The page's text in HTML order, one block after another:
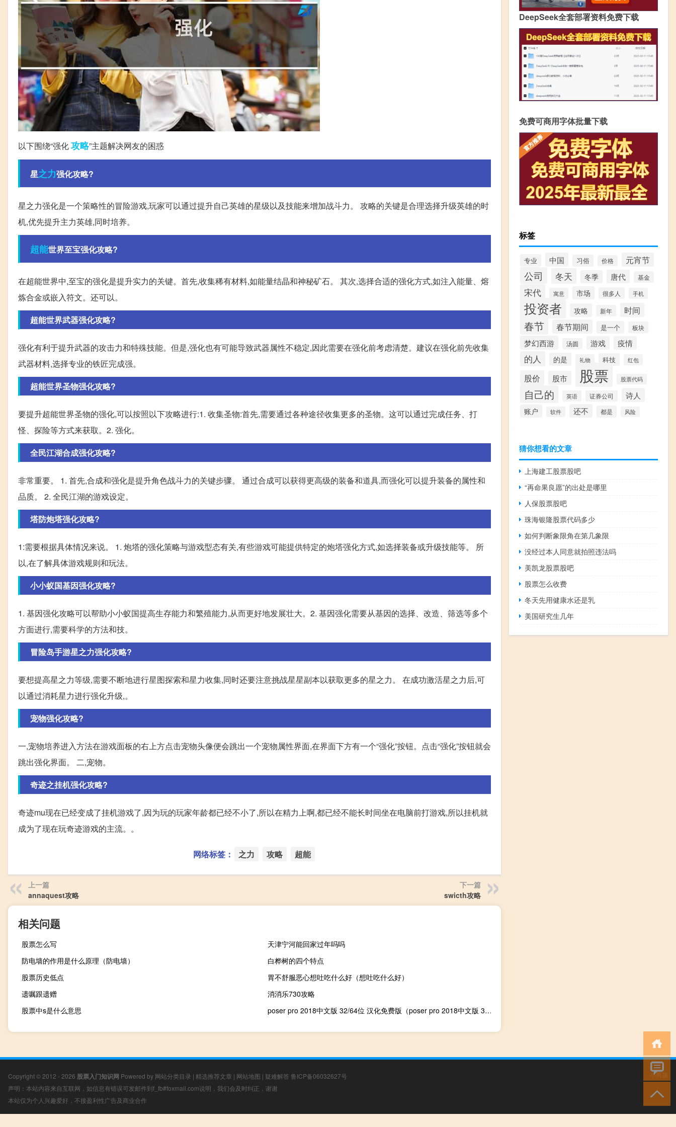
以下围绕“强化攻略”主题解决网友的困惑
星之力强化攻略?
星之力强化是一个策略性的冒险游戏,玩家可以通过提升自己英雄的星级以及技能来增加战斗力。 攻略的关键是合理选择升级英雄的时
机,优先提升主力英雄,同时培养。
超能世界至宝强化攻略?
在超能世界中,至宝的强化是提升实力的关键。首先,收集稀有材料,如能量结晶和神秘矿石。 其次,选择合适的强化方式,如注入能量、熔
炼合金或嵌入符文。还可以。
超能世界武器强化攻略?
强化有利于提升武器的攻击力和特殊技能。但是,强化也有可能导致武器属性不稳定,因此需要在强化前考虑清楚。建议在强化前先收集
武器材料,选择专业的铁匠完成强。
超能世界圣物强化攻略?
要提升超能世界圣物的强化,可以按照以下攻略进行:1. 收集圣物:首先,需要通过各种途径收集更多的圣物。这可以通过完成任务、打
怪、探险等方式来获取。2. 强化。
全民江湖合成强化攻略?
非常重要。 1. 首先,合成和强化是提升角色战斗力的关键步骤。 通过合成可以获得更高级的装备和道具,而强化可以提升装备的属性和
品质。 2. 全民江湖的游戏设定。
塔防炮塔强化攻略?
1:需要根据具体情况来说。 1. 炮塔的强化策略与游戏型态有关,有些游戏可能提供特定的炮塔强化方式,如选择装备或升级技能等。 所
以,在了解具体游戏规则和玩法。
小小蚁国基因强化攻略?
1. 基因强化攻略可以帮助小小蚁国提高生存能力和繁殖能力,从而更好地发展壮大。2. 基因强化需要从基因的选择、改造、筛选等多个
方面进行,需要科学的方法和技。
冒险岛手游星之力强化攻略?
要想提高星之力等级,需要不断地进行星图探索和星力收集,同时还要注意挑战星星副本以获取更多的星之力。 在成功激活星之力后,可
以通过消耗星力进行强化升级,。
宠物强化攻略?
一,宠物培养进入方法在游戏面板的右上方点击宠物头像便会跳出一个宠物属性界面,在界面下方有一个“强化”按钮。点击“强化”按钮就会
跳出强化界面。 二,宠物。
奇迹之挂机强化攻略?
奇迹mu现在已经变成了挂机游戏了,因为玩的玩家年龄都已经不小了,所以在精力上啊,都已经不能长时间坐在电脑前打游戏,所以挂机就
成为了现在玩奇迹游戏的主流。。
网络标签： 之力 攻略 超能
上一篇
annaquest攻略
下一篇
swicth攻略
相关问题
股票怎么写
天津宁河能回家过年吗吗
防电墙的作用是什么原理（防电墙）
白桦树的四个特点
股票历史低点
胃不舒服恶心想吐吃什么好（想吐吃什么好）
遗嘱跟遗赠
消消乐730攻略
股票中s是什么意思
poser pro 2018中文版 32/64位 汉化免费版（poser pro 2018中文版 32/64位 汉化免费版功能简介）
DeepSeek全套部署资料免费下载
免费可商用字体批量下载
标签
专业 中国 习俗 价格 元宵节
公司 冬天 冬季 唐代 基金
宋代 寓意 市场 很多人 手机
投资者 攻略 新年 时间
春节 春节期间 是一个 板块
梦幻西游 汤圆 游戏 疫情
的人 的是 礼物 科技 红包
股价 股市 股票 股票代码
自己的 英语 证券公司 诗人
账户 软件 还不 都是 风险
猜你想看的文章
上海建工股票股吧
“再命果良愿”的出处是哪里
人保股票股吧
珠海银隆股票代码多少
如何判断象限角在第几象限
没经过本人同意就拍照违法吗
美凯龙股票股吧
股票怎么收费
冬天先用健康水还是乳
美国研究生几年
Copyright © 2012 - 2026 股票入门知识网 Powered by 网站分类目录 | 精选推荐文章 | 网站地图 | 疑难解答 鲁ICP备06032627号
声明：本站内容来自互联网，如信息有错误可发邮件到f_fb#foxmail.com说明，我们会及时纠正，谢谢
本站仅为个人兴趣爱好，不接盈利性广告及商业合作
小男孩